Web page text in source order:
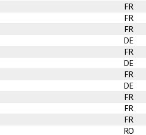
FR
FR
FR
DE
FR
DE
FR
DE
FR
FR
FR
RO